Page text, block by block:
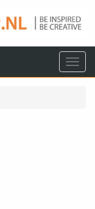
Menu